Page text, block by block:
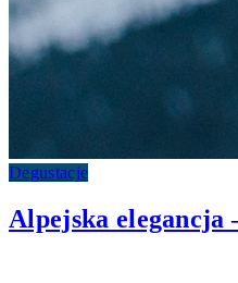
Degustacje
Alpejska elegancja